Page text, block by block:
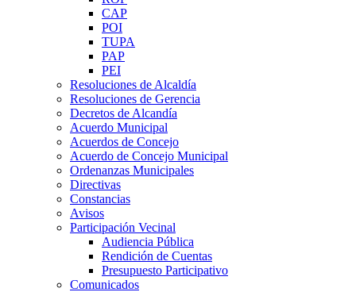
CAP
POI
TUPA
PAP
PEI
Resoluciones de Alcaldía
Resoluciones de Gerencia
Decretos de Alcandía
Acuerdo Municipal
Acuerdos de Concejo
Acuerdo de Concejo Municipal
Ordenanzas Municipales
Directivas
Constancias
Avisos
Participación Vecinal
Audiencia Pública
Rendición de Cuentas
Presupuesto Participativo
Comunicados